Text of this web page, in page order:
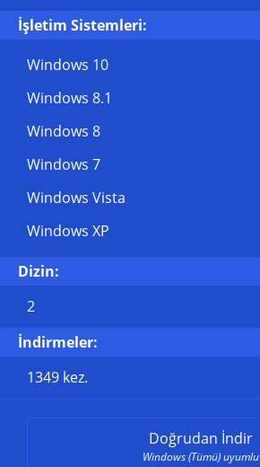
İşletim Sistemleri:
Windows 10
Windows 8.1
Windows 8
Windows 7
Windows Vista
Windows XP
Dizin:
2
İndirmeler:
1349 kez.
Doğrudan İndir
Windows (Tümü) uyumlu